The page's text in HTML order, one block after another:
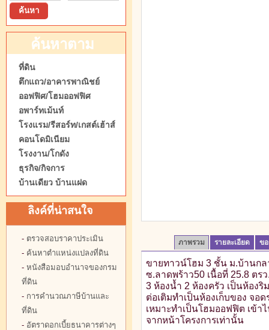
ค้นหาตาม
ประเภท
ที่ดิน
ตึกแถว/อาคารพาณิชย์
ออฟฟิศ/โฮมออฟฟิศ
อพาร์ทเม้นท์
โรงแรม/รีสอร์ท/เกสต์เฮ้าส์
คอนโดมิเนียม
โรงงาน/โกดัง
ธุรกิจ/กิจการ
บ้านเดียว บ้านแฝด
ลิงค์ที่น่าสนใจ
- ตรวจสอบราคาประเมิน
- ค้นหาตำแหน่งแปลงที่ดิน
- หนังสือมอบอำนาจของกรม
ที่ดิน
- การคำนวณภาษีบ้านและ
ที่ดิน
- อัตราดอกเบี้ยธนาคารต่างๆ
ภาพรวม รายละเอียด ขอ
ขายทาวน์โฮม 3 ชั้น ม.บ้านกล
ซ.ลาดพร้าว50 เนื้อที่ 25.8 ตร
3 ห้องน้ำ 2 ห้องครัว เป็นห้อง
ต่อเติมทำเป็นห้องเก็บของ จอ
เหมาะทำเป็นโฮมออฟฟิต เข้าไ
จากหน้าโครงการเท่านั้น